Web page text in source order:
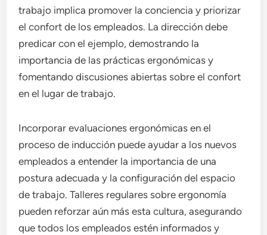
trabajo implica promover la conciencia y priorizar
el confort de los empleados. La dirección debe
predicar con el ejemplo, demostrando la
importancia de las prácticas ergonómicas y
fomentando discusiones abiertas sobre el confort
en el lugar de trabajo.
Incorporar evaluaciones ergonómicas en el
proceso de inducción puede ayudar a los nuevos
empleados a entender la importancia de una
postura adecuada y la configuración del espacio
de trabajo. Talleres regulares sobre ergonomía
pueden reforzar aún más esta cultura, asegurando
que todos los empleados estén informados y